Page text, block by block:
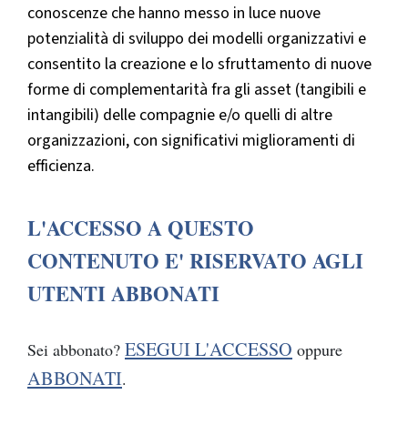
conoscenze che hanno messo in luce nuove
potenzialità di sviluppo dei modelli organizzativi e
consentito la creazione e lo sfruttamento di nuove
forme di complementarità fra gli asset (tangibili e
intangibili) delle compagnie e/o quelli di altre
organizzazioni, con significativi miglioramenti di
efficienza.
L'ACCESSO A QUESTO
CONTENUTO E' RISERVATO AGLI
UTENTI ABBONATI
Sei abbonato? ESEGUI L'ACCESSO oppure
ABBONATI.